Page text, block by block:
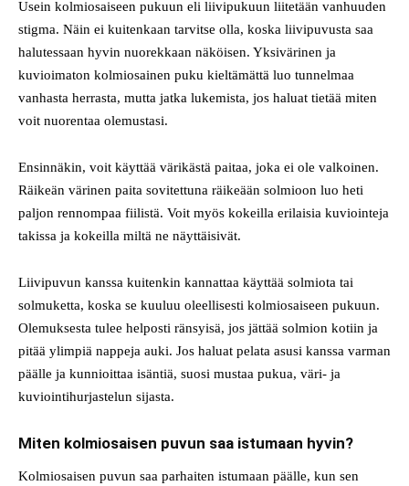
Usein kolmiosaiseen pukuun eli liivipukuun liitetään vanhuuden
stigma. Näin ei kuitenkaan tarvitse olla, koska liivipuvusta saa
halutessaan hyvin nuorekkaan näköisen. Yksivärinen ja
kuvioimaton kolmiosainen puku kieltämättä luo tunnelmaa
vanhasta herrasta, mutta jatka lukemista, jos haluat tietää miten
voit nuorentaa olemustasi.
Ensinnäkin, voit käyttää värikästä paitaa, joka ei ole valkoinen.
Räikeän värinen paita sovitettuna räikeään solmioon luo heti
paljon rennompaa fiilistä. Voit myös kokeilla erilaisia kuviointeja
takissa ja kokeilla miltä ne näyttäisivät.
Liivipuvun kanssa kuitenkin kannattaa käyttää solmiota tai
solmuketta, koska se kuuluu oleellisesti kolmiosaiseen pukuun.
Olemuksesta tulee helposti ränsyisä, jos jättää solmion kotiin ja
pitää ylimpiä nappeja auki. Jos haluat pelata asusi kanssa varman
päälle ja kunnioittaa isäntiä, suosi mustaa pukua, väri- ja
kuviointihurjastelun sijasta.
Miten kolmiosaisen puvun saa istumaan hyvin?
Kolmiosaisen puvun saa parhaiten istumaan päälle, kun sen